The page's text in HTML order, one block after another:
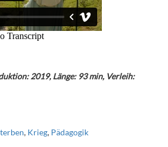
2019, Länge: 93 min, Verleih:
, Krieg, Pädagogik